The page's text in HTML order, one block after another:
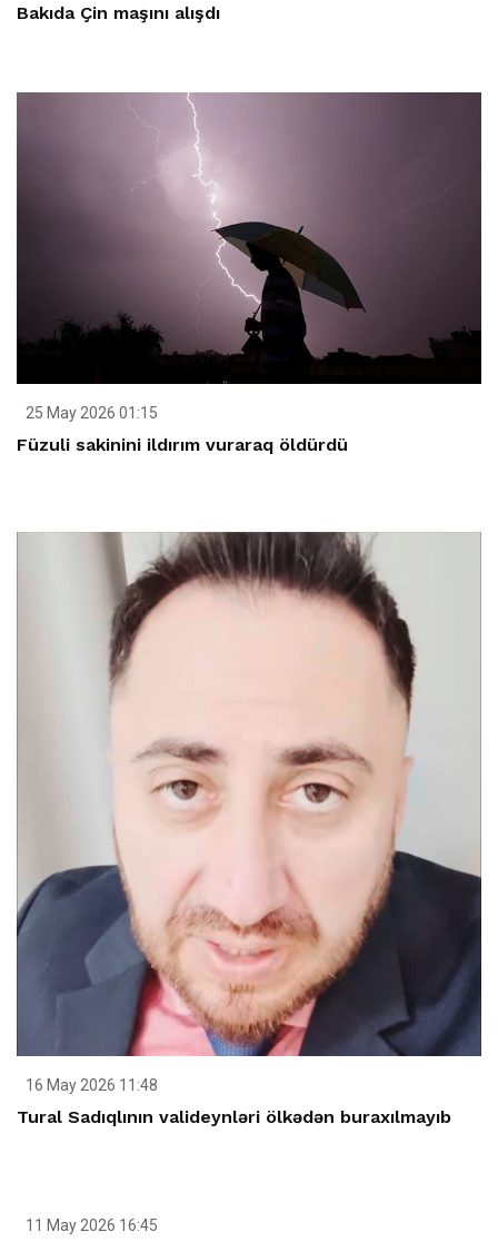
Bakıda Çin maşını alışdı
25 May 2026 01:15
Füzuli sakinini ildırım vuraraq öldürdü
16 May 2026 11:48
Tural Sadıqlının valideynləri ölkədən buraxılmayıb
11 May 2026 16:45